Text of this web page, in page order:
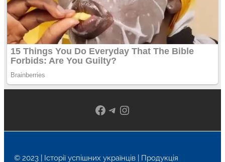
Facebook
Telegram
Instagram
© 2023 | Історії успішних українців | Продукція